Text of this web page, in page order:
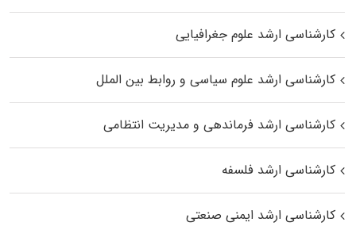
کارشناسی ارشد علوم جغرافیایی
کارشناسی ارشد علوم سیاسی و روابط بین الملل
کارشناسی ارشد فرماندهی و مدیریت انتظامی
کارشناسی ارشد فلسفه
کارشناسی ارشد ایمنی صنعتی